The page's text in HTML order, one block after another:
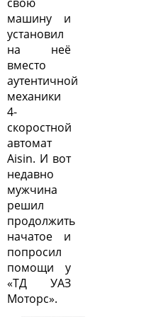
машину и
установил
на неё
вместо
аутентичной
механики
4-
скоростной
автомат
Aisin. И вот
недавно
мужчина
решил
продолжить
начатое и
попросил
помощи у
«ТД УАЗ
Моторс».